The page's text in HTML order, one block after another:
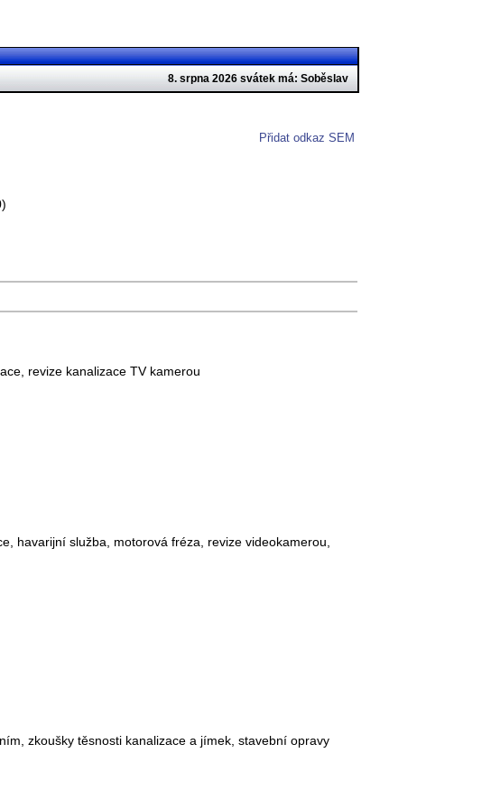
8. srpna 2026 svátek má: Soběslav
Přidat odkaz SEM
revize kanalizace TV kamerou
havarijní služba, motorová fréza, revize videokamerou,
zkoušky těsnosti kanalizace a jímek, stavební opravy